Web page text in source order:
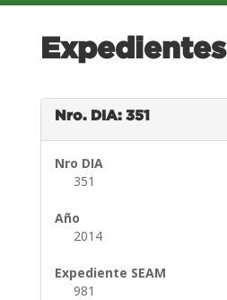
Expedientes
Nro. DIA: 351
Nro DIA
351
Año
2014
Expediente SEAM
981